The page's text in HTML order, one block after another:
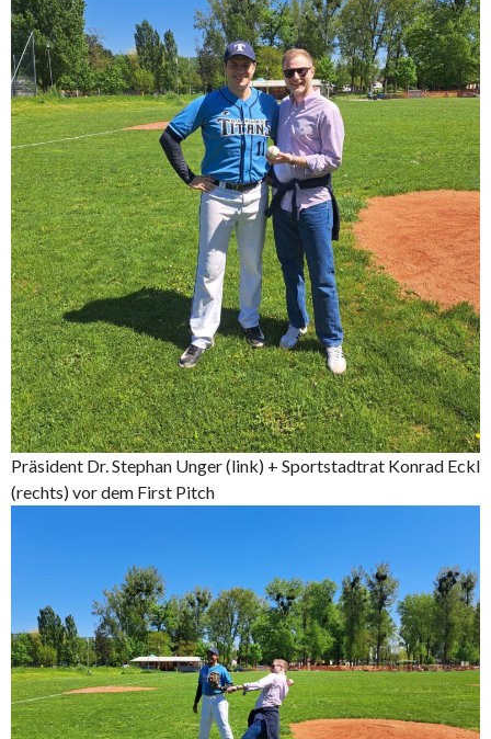
Präsident Dr. Stephan Unger (link) + Sportstadtrat Konrad Eckl
(rechts) vor dem First Pitch